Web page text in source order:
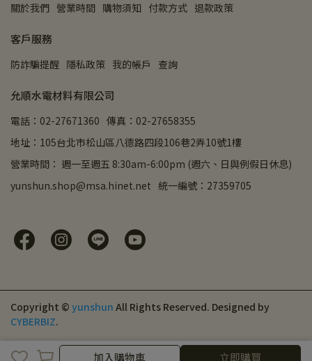
取消 完成
加入購物車 立即購買
關於我們 營業時間 購物須知 付款方式 退款政策
客戶服務
防詐騙提醒 隱私政策 我的帳戶 查詢
允順水電材料有限公司
電話：02-27671360 傳真：02-27658355
地址：105台北市松山區八德路四段106巷2弄10號1樓
營業時間： 週一至週五 8:30am-6:00pm (週六、日與例假日休息)
yunshun.shop@msa.hinet.net 統一編號：27359705
Copyright © yunshun All Rights Reserved. Designed by
CYBERBIZ.